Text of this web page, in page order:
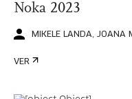
Noka 2023
MIKELE LANDA, JOANA
VER